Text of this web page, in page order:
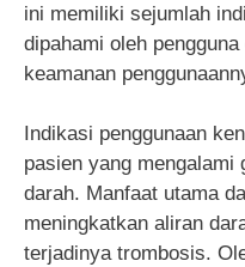
ini memiliki sejumlah
dipahami oleh
keamanan
Indikasi penggunaan
pasien yang mengalami
darah. Manfaat utama
meningkatkan aliran
terjadinya trombosis.